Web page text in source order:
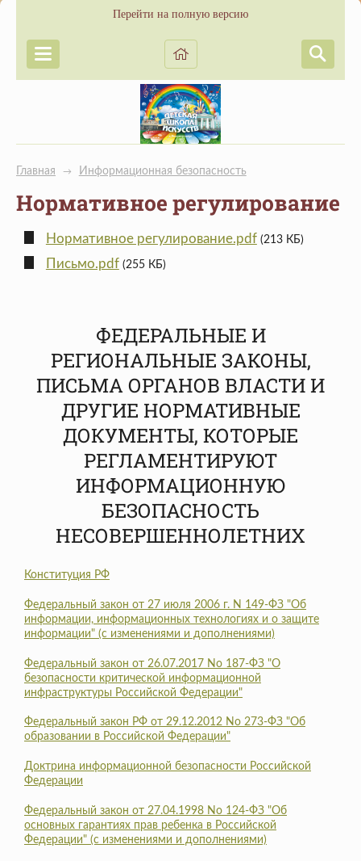
Перейти на полную версию
Главная → Информационная безопасность
Нормативное регулирование
Нормативное регулирование.pdf (213 КБ)
Письмо.pdf (255 КБ)
ФЕДЕРАЛЬНЫЕ И
РЕГИОНАЛЬНЫЕ ЗАКОНЫ,
ПИСЬМА ОРГАНОВ ВЛАСТИ И
ДРУГИЕ НОРМАТИВНЫЕ
ДОКУМЕНТЫ, КОТОРЫЕ
РЕГЛАМЕНТИРУЮТ
ИНФОРМАЦИОННУЮ
БЕЗОПАСНОСТЬ
НЕСОВЕРШЕННОЛЕТНИХ
Конституция РФ
Федеральный закон от 27 июля 2006 г. N 149-ФЗ "Об
информации, информационных технологиях и о защите
информации" (с изменениями и дополнениями)
Федеральный закон от 26.07.2017 No 187-ФЗ "О
безопасности критической информационной
инфраструктуры Российской Федерации"
Федеральный закон РФ от 29.12.2012 No 273-ФЗ "Об
образовании в Российской Федерации"
Доктрина информационной безопасности Российской
Федерации
Федеральный закон от 27.04.1998 No 124-ФЗ "Об
основных гарантиях прав ребенка в Российской
Федерации" (с изменениями и дополнениями)